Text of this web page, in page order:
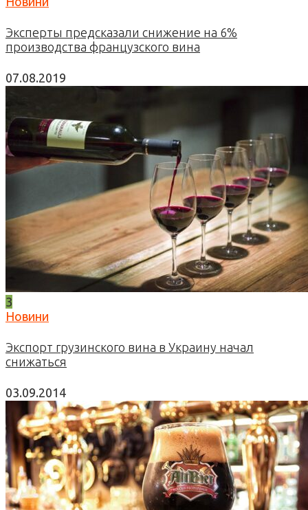
Эксперты предсказали снижение на 6%
производства французского вина
07.08.2019
3
Новини
Экспорт грузинского вина в Украину начал
снижаться
03.09.2014